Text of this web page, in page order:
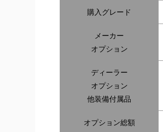
購入グレード
メーカー
オプション
ディーラー
オプション
他装備付属品
オプション総額